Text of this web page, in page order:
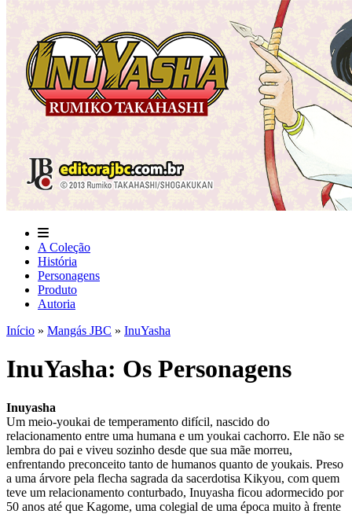
A Coleção
História
Personagens
Produto
Autoria
Início » Mangás JBC » InuYasha
InuYasha: Os Personagens
Inuyasha
Um meio-youkai de temperamento difícil, nascido do
relacionamento entre uma humana e um youkai cachorro. Ele não se
lembra do pai e viveu sozinho desde que sua mãe morreu,
enfrentando preconceito tanto de humanos quanto de youkais. Preso
a uma árvore pela flecha sagrada da sacerdotisa Kikyou, com quem
teve um relacionamento conturbado, Inuyasha ficou adormecido por
50 anos até que Kagome, uma colegial de uma época muito à frente